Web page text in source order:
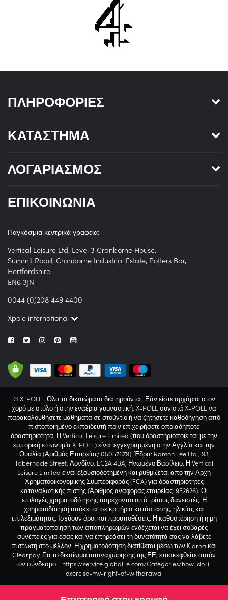
ΠΛΗΡΟΦΟΡΊΕΣ
ΚΑΤΆΣΤΗΜΑ
ΛΟΓΑΡΙΑΣΜΌΣ
ΕΠΙΚΟΙΝΩΝΊΑ
Παγκόσμια κεντρικά γραφεία:
Vertical Leisure Ltd. Level 3 Cranborne House,
Summit Road, Cranborne Industrial Estate, Potters Bar,
Hertfordshire
EN6 3JN
0044 (0)208 449 4400
Xpole international
© X-POLE . Όλα τα δικαιώματα διατηρούνται. Εάν είστε αρχάριοι στον
χορό με στύλο ή στην εναέρια γυμναστική, X-POLE συνιστά X-POLE να
παρακολουθήσετε μαθήματα σε στούντιο ή να ζητήσετε καθοδήγηση από
πιστοποιημένο εκπαιδευτή πριν επιχειρήσετε οποιαδήποτε
δραστηριότητα. Η Vertical Leisure Limited (που δραστηριοποιείται με την
εμπορική επωνυμία X-POLE) είναι εγγεγραμμένη στην Αγγλία και την
Ουαλία (Αριθμός Εταιρείας: 05057679). Έδρα: Ramon Lee Ltd., 93
Tabernacle Street, Λονδίνο, EC2A 4BA, Ηνωμένο Βασίλειο. Η Vertical
Leisure Limited είναι εξουσιοδοτημένη και ρυθμίζεται από την Αρχή
Χρηματοοικονομικής Συμπεριφοράς (FCA) για δραστηριότητες
καταναλωτικής πίστης (Αριθμός αναφοράς εταιρείας: 952626). Οι
επιλογές χρηματοδότησης παρέχονται από τρίτους δανειστές. Η
χρηματοδότηση υπόκειται σε κριτήρια κατάστασης, ηλικίας και
επιλεξιμότητας. Ισχύουν όροι και προϋποθέσεις. Η καθυστέρηση ή η μη
πραγματοποίηση των αποπληρωμών ενδέχεται να έχει σοβαρές
συνέπειες για εσάς και να επηρεάσει τη δυνατότητά σας να λάβετε
πίστωση στο μέλλον. Η χρηματοδότηση διατίθεται μέσω των Klarna και
Clearpay. Για το δικαίωμα υπαναχώρησης της ΕΕ, επισκεφθείτε αυτόν
τον σύνδεσμο - https://service.global-e.com/Categories/how-do-i-
exercise-my-right-of-withdrawal